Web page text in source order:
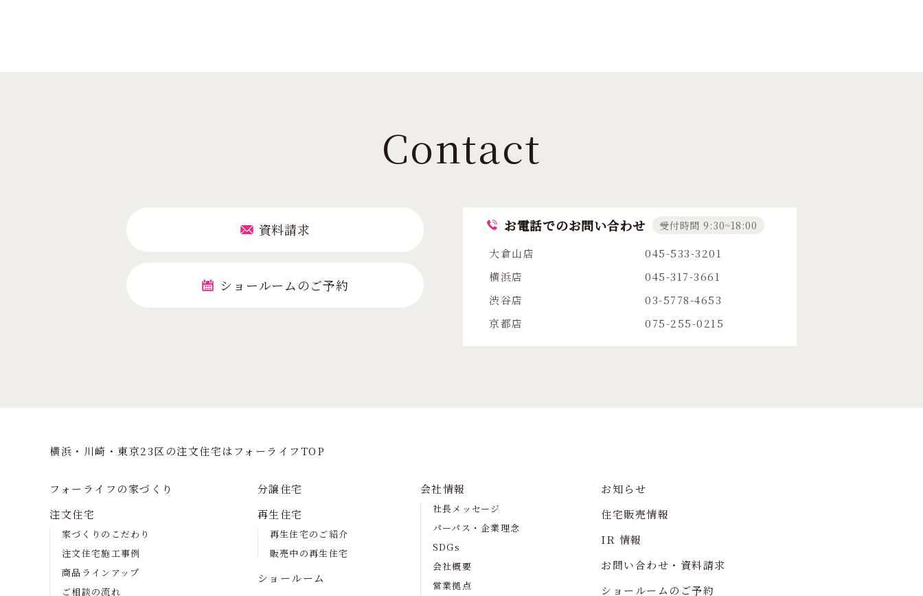
Contact
資料請求
ショールームのご予約
お電話でのお問い合わせ 受付時間 9:30~18:00
大倉山店
045-533-3201
横浜店
045-317-3661
渋谷店
03-5778-4653
京都店
075-255-0215
横浜・川崎・東京23区の注⽂住宅はフォーライフTOP
フォーライフの家づくり
注文住宅
家づくりのこだわり
注文住宅施工事例
商品ラインアップ
ご相談の流れ
分譲住宅
再生住宅
再生住宅のご紹介
販売中の再生住宅
ショールーム
会社情報
社長メッセージ
パーパス・企業理念
SDGs
会社概要
営業拠点
お知らせ
住宅販売情報
IR 情報
お問い合わせ・資料請求
ショールームのご予約